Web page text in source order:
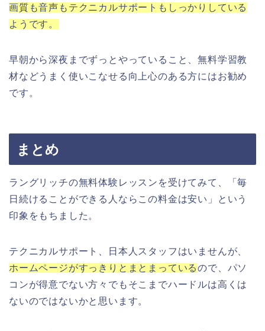
画質も音声もテクニカルサポートもしっかりしている
ようです。
早朝から深夜までずっとやっていること、無料学習教
材などうまく使いこなせる向上心のある方にはお勧め
です。
まとめ
ラングリッチの無料体験レッスンを受けてみて、「毎
日続けることができる人ならこの料金は安い」という
印象をもちました。
テクニカルサポート、日本人スタッフはいませんが、
ホームページがすっきりとまとまっているので、パソ
コンが得意でない方々でもそこまでハードルは高くは
ないのではないかと思います。